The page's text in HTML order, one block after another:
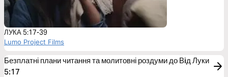
ЛУКА 5:17-39
Lumo Project Films
Безплатні плани читання та молитовні роздуми до Вiд Луки
5:17